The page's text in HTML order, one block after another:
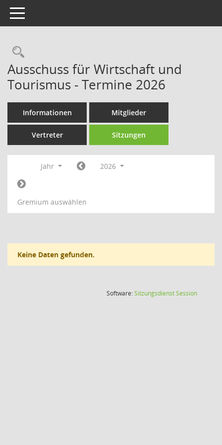
Toggle navigation
Rechercheauswahl
Ausschuss für Wirtschaft und
Tourismus - Termine 2026
Informationen Mitglieder
Vertreter Sitzungen
Jahr 2026
Gremium auswählen
Keine Daten gefunden.
Software:SitzungsdienstSession(Wird in